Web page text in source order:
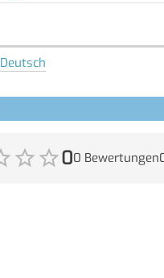
Deutsch
00 Bewertungen